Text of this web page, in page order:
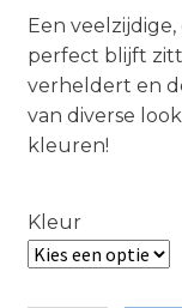
Een
perfect blijft
verheldert en
van diverse
kleuren!
Kleur